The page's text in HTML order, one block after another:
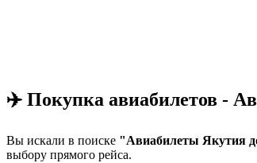
✈️ Покупка авиабилетов -
Вы искали в поиске "Авиабилеты Якутия
выбору прямого рейса.